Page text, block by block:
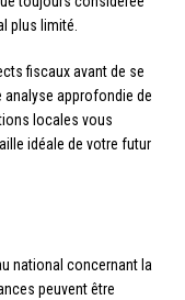
plus limité.
fiscaux avant de se
analyse approfondie de
locales vous
idéale de votre futur
national concernant la
peuvent être